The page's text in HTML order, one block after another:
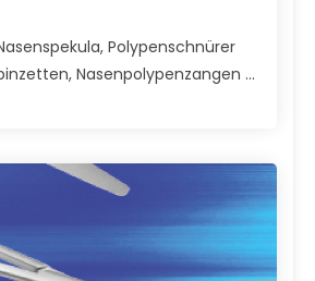
Polypenschnürer
Nasenpolypenzangen ...